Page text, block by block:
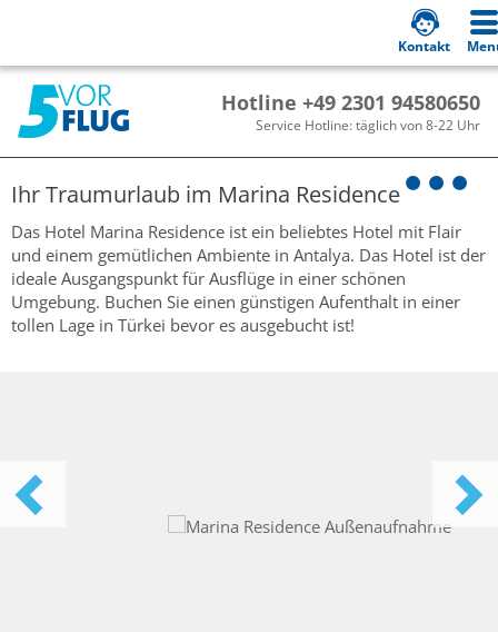
Hotline +49 2301 94580650
Service Hotline: täglich von 8-22 Uhr
Kontakt
Ihr Traumurlaub im Marina Residence
Das Hotel Marina Residence ist ein beliebtes Hotel mit Flair
und einem gemütlichen Ambiente in Antalya. Das Hotel ist der
ideale Ausgangspunkt für Ausflüge in einer schönen
Umgebung. Buchen Sie einen günstigen Aufenthalt in einer
tollen Lage in Türkei bevor es ausgebucht ist!